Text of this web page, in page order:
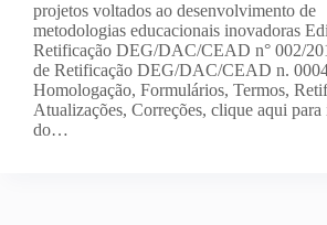
projetos voltados ao desenvolvimento de
metodologias educacionais inovadoras
Retificação DEG/DAC/CEAD n° 002/
de Retificação DEG/DAC/CEAD n.
Homologação, Formulários, Termos,
Atualizações, Correções, clique aqui para
do…